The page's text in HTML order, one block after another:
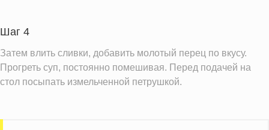
Шаг 4
Затем влить сливки, добавить молотый перец по вкусу.
Прогреть суп, постоянно помешивая. Перед подачей на
стол посыпать измельченной петрушкой.